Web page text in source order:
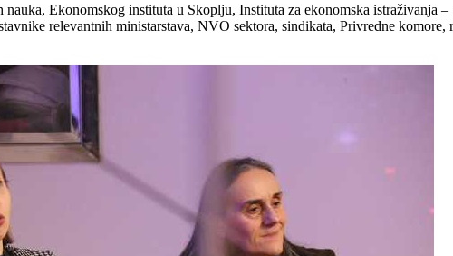
nauka, Ekonomskog instituta u Skoplju, Instituta za ekonomska
relevantnih ministarstava, NVO sektora, sindikata, Privredne